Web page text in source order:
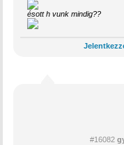
ésott h vunk mindig??
#16082